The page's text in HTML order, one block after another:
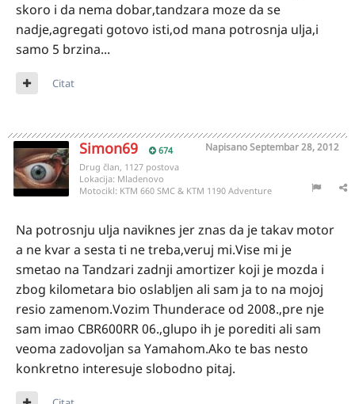
skoro i da nema dobar,tandzara moze da se
nadje,agregati gotovo isti,od mana potrosnja ulja,i
samo 5 brzina...
Citat
Simon69 674 NapisanoSeptembar 28, 2012
Drug član, 1127 postova
Lokacija: Mladenovo
Motocikl: KTM 660 SMC & KTM 1190 Adventure
Na potrosnju ulja naviknes jer znas da je takav motor
a ne kvar a sesta ti ne treba,veruj mi.Vise mi je
smetao na Tandzari zadnji amortizer koji je mozda i
zbog kilometara bio oslabljen ali sam ja to na mojoj
resio zamenom.Vozim Thunderace od 2008.,pre nje
sam imao CBR600RR 06.,glupo ih je porediti ali sam
veoma zadovoljan sa Yamahom.Ako te bas nesto
konkretno interesuje slobodno pitaj.